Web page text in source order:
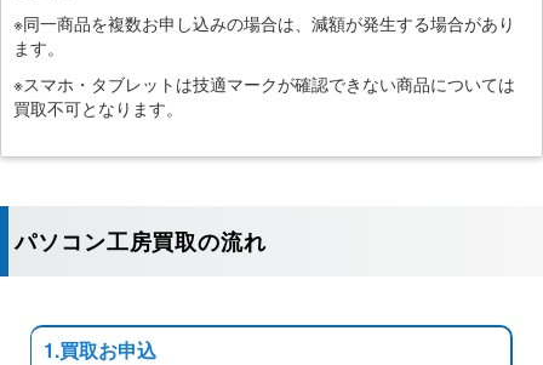
※同一商品を複数お申し込みの場合は、減額が発生する場合があり
ます。
※スマホ・タブレットは技適マークが確認できない商品については
買取不可となります。
パソコン工房買取の流れ
1.買取お申込